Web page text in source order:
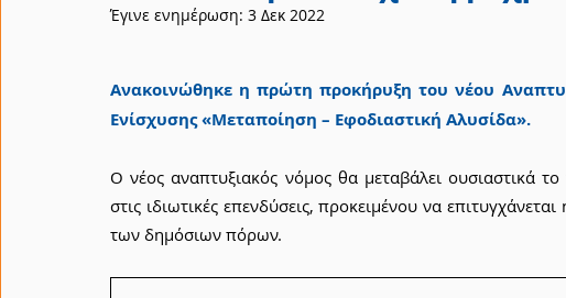
Έγινε ενημέρωση: 3 Δεκ 2022
Ανακοινώθηκε η πρώτη προκήρυξη του νέου
Ενίσχυσης «Μεταποίηση – Εφοδιαστική Αλυσίδα».
Ο νέος αναπτυξιακός νόμος θα μεταβάλει ουσιαστικά
στις ιδιωτικές επενδύσεις, προκειμένου να
των δημόσιων πόρων.